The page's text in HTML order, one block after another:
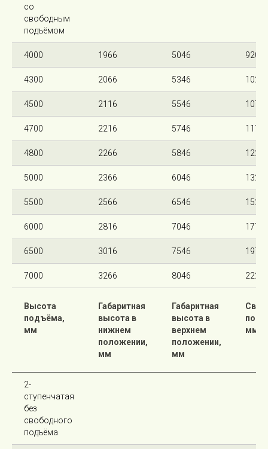
со
свободным
подъёмом
4000 1966 5046 920
4300 2066 5346 1020
4500 2116 5546 1070
4700 2216 5746 1170
4800 2266 5846 1220
5000 2366 6046 1320
5500 2566 6546 1520
6000 2816 7046 1770
6500 3016 7546 1970
7000 3266 8046 2220
Высота
подъёма,
мм
Габаритная
высота в
нижнем
положении,
мм
Габаритная
высота в
верхнем
положении,
мм
мм
2-
ступенчатая
без
свободного
подъёма